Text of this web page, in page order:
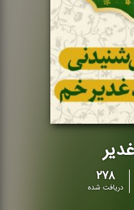
۲۷۸
دریافت شده